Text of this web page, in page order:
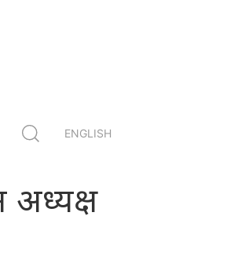
ENGLISH
अध्यक्ष